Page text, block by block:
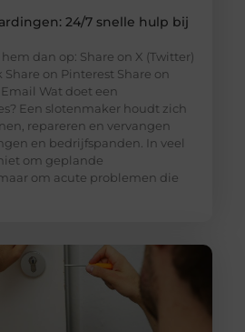
24/7 snelle hulp bij
dan op: Share on X (Twitter)
Share on Pinterest Share on
Wat doet een
Een slotenmaker houdt zich
repareren en vervangen
en bedrijfspanden. In veel
om geplande
om acute problemen die